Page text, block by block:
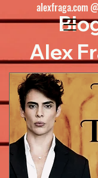
Alex
alexfraga.com